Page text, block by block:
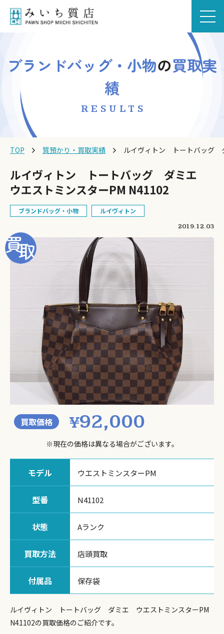
ブランドバッグ・小物の買取実
績
RESULTS
TOP 質預かり・買取実績 ルイヴィトン トートバッグ
ルイヴィトン トートバッグ ダミエ
ウエストミンスターPM N41102
ブランドバッグ・小物 ルイヴィトン
2019.12.03
買取価格 ¥92,000
※現在の価格は異なる場合がございます。
モデル ウエストミンスターPM
型番 N41102
状態 Aランク
買取方法 店頭買取
付属品 保存袋
ルイヴィトン トートバッグ ダミエ ウエストミンスターPM
N41102の買取価格のご紹介です。